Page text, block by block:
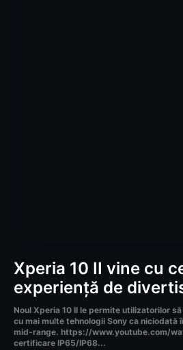
Xperia 10 II vine cu
experiență de
Noul Xperia 10 II le permite utilizatorilor
cu mai multe tehnologii Sony ca
mid-range. https://www.youtube.com/
certificare IP65/IP68...